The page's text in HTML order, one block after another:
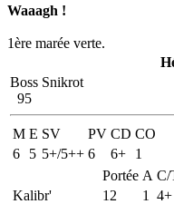
Waaagh !
1ère marée verte.
Boss Snikrot
95
M E SV PV CD CO
6
5 5+/5++ 6 6+
1
Portée A C/
Kalibr'
12 1 4+